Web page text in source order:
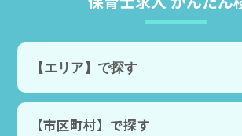
【市区町村】で探す